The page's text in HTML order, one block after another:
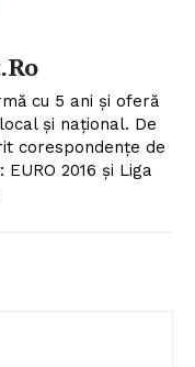
cu 5 ani și oferă
și național. De
corespondențe de
2016 și Liga